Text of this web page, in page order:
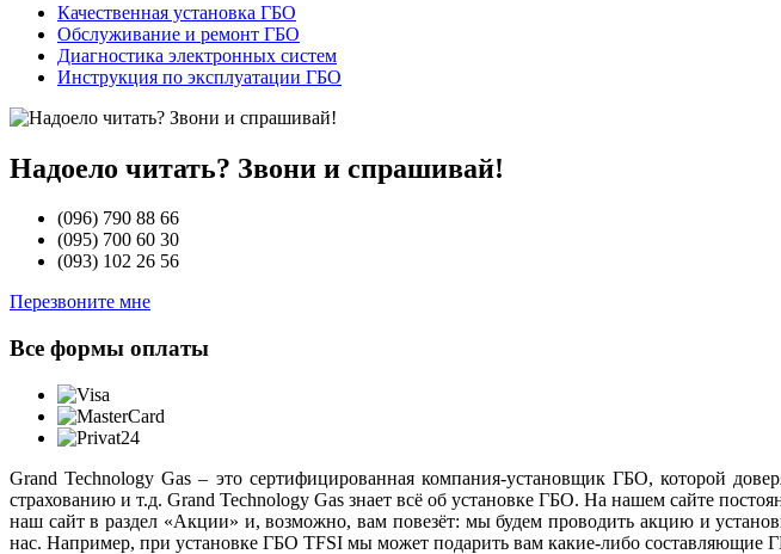
Качественная установка ГБО
Обслуживание и ремонт ГБО
Диагностика электронных систем
Инструкция по эксплуатации ГБО
Надоело читать? Звони и спрашивай!
(096) 790 88 66
(095) 700 60 30
(093) 102 26 56
Перезвоните мне
Все формы оплаты
Grand Technology Gas – это сертифицированная компания-установщик ГБО, которой
страхованию и т.д. Grand Technology Gas знает всё об установке ГБО. На нашем сайте
наш сайт в раздел «Акции» и, возможно, вам повезёт: мы будем проводить акцию и
нас. Например, при установке ГБО TFSI мы может подарить вам какие-либо составляющие